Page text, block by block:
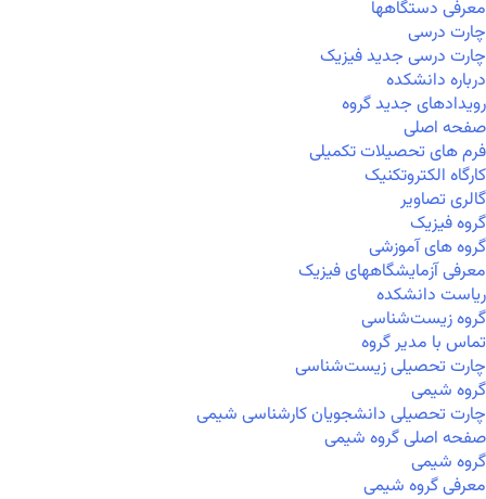
معرفی دستگاهها
چارت درسی
چارت درسی جدید فیزیک
درباره دانشکده
رویدادهای جدید گروه
صفحه اصلی
فرم های تحصیلات تکمیلی
کارگاه الکتروتکنیک
گالری تصاویر
گروه فیزیک
گروه های آموزشی
معرفی آزمایشگاههای فیزیک
ریاست دانشکده
گروه زیست‌شناسی
تماس با مدیر گروه
چارت تحصیلی زیست‌شناسی
گروه شیمی
چارت تحصیلی دانشجویان کارشناسی شیمی
صفحه اصلی گروه شیمی
گروه شیمی
معرفی گروه شیمی